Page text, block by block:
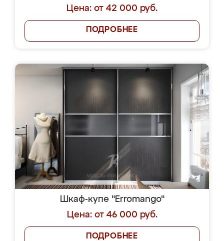
Цена: от 42 000 руб.
ПОДРОБНЕЕ
Шкаф-купе "Erromango"
Цена: от 46 000 руб.
ПОДРОБНЕЕ